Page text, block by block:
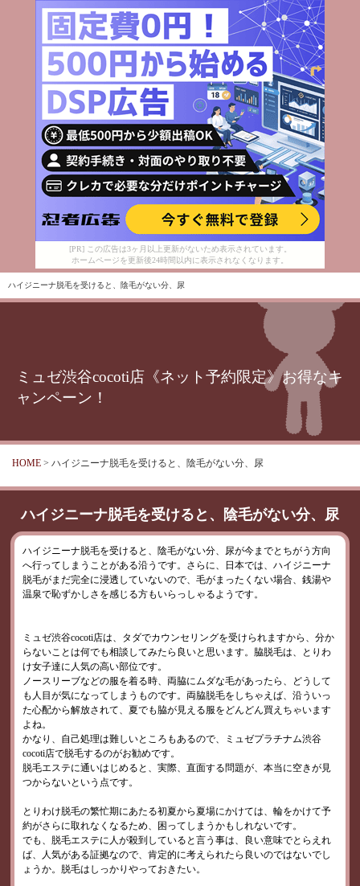
[PR] この広告は3ヶ月以上更新がないため表示されています。
ホームページを更新後24時間以内に表示されなくなります。
ハイジニーナ脱毛を受けると、陰毛がない分、尿
ミュゼ渋谷cocoti店《ネット予約限定》お得なキ
ャンペーン！
HOME > ハイジニーナ脱毛を受けると、陰毛がない分、尿
ハイジニーナ脱毛を受けると、陰毛がない分、尿
ハイジニーナ脱毛を受けると、陰毛がない分、尿が今までとちがう方向
へ行ってしまうことがある沿うです。さらに、日本では、ハイジニーナ
脱毛がまだ完全に浸透していないので、毛がまったくない場合、銭湯や
温泉で恥ずかしさを感じる方もいらっしゃるようです。
ミュゼ渋谷cocoti店は、タダでカウンセリングを受けられますから、分か
らないことは何でも相談してみたら良いと思います。脇脱毛は、とりわ
け女子達に人気の高い部位です。
ノースリーブなどの服を着る時、両脇にムダな毛があったら、どうして
も人目が気になってしまうものです。両脇脱毛をしちゃえば、沿ういっ
た心配から解放されて、夏でも脇が見える服をどんどん買えちゃいます
よね。
かなり、自己処理は難しいところもあるので、ミュゼプラチナム渋谷
cocoti店で脱毛するのがお勧めです。
脱毛エステに通いはじめると、実際、直面する問題が、本当に空きが見
つからないという点です。
とりわけ脱毛の繁忙期にあたる初夏から夏場にかけては、輪をかけて予
約がさらに取れなくなるため、困ってしまうかもしれないです。
でも、脱毛エステに人が殺到していると言う事は、良い意味でとらえれ
ば、人気がある証拠なので、肯定的に考えられたら良いのではないでし
ょうか。脱毛はしっかりやっておきたい。